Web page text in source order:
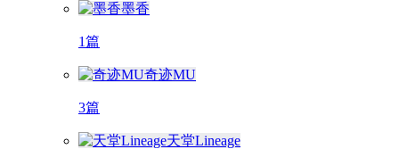
墨香
1篇
奇迹MU
3篇
天堂Lineage